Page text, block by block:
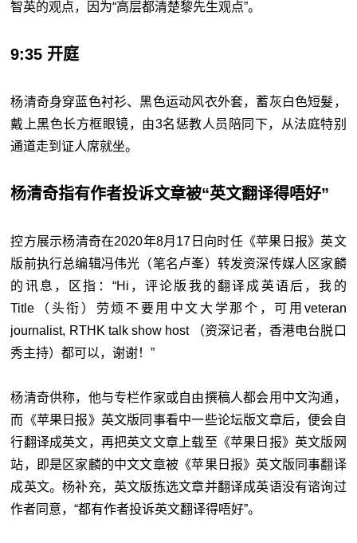
智英的观点，因为“高层都清楚黎先生观点”。
9:35 开庭
杨清奇身穿蓝色衬衫、黑色运动风衣外套，蓄灰白色短髮，
戴上黑色长方框眼镜，由3名惩教人员陪同下，从法庭特别
通道走到证人席就坐。
杨清奇指有作者投诉文章被“英文翻译得唔好”
控方展示杨清奇在2020年8月17日向时任《苹果日报》英文
版前执行总编辑冯伟光（笔名卢峯）转发资深传媒人区家麟
的讯息，区指：“Hi，评论版我的翻译成英语后，我的
Title（头衔）劳烦不要用中文大学那个，可用veteran
journalist, RTHK talk show host （资深记者，香港电台脱口
秀主持）都可以，谢谢！”
杨清奇供称，他与专栏作家或自由撰稿人都会用中文沟通，
而《苹果日报》英文版同事看中一些论坛版文章后，便会自
行翻译成英文，再把英文文章上载至《苹果日报》英文版网
站，即是区家麟的中文文章被《苹果日报》英文版同事翻译
成英文。杨补充，英文版拣选文章并翻译成英语没有谘询过
作者同意，“都有作者投诉英文翻译得唔好”。